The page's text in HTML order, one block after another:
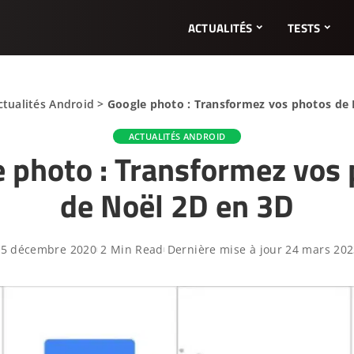
ACTUALITÉS TESTS
Android > Google photo : Transformez vos photos de
ACTUALITÉS ANDROID
photo : Transformez
de Noël 2D en 3D
décembre 2020 2 Min Read Dernière mise à jour 24 mars